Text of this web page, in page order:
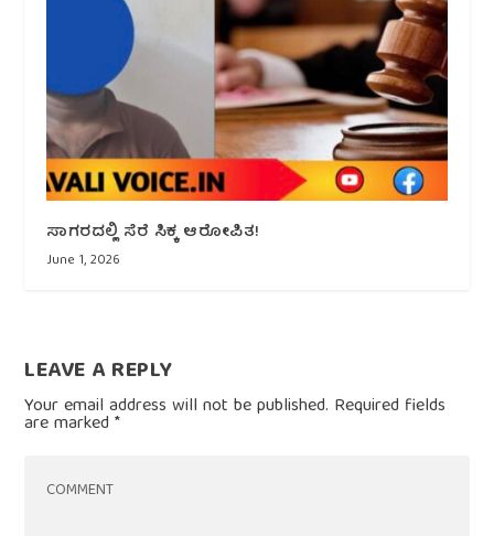
ಸಾಗರದಲ್ಲಿ ಸೆರೆ ಸಿಕ್ಕ ಆರೋಪಿತ!
June 1, 2026
LEAVE A REPLY
Your email address will not be published. Required fields
are marked*